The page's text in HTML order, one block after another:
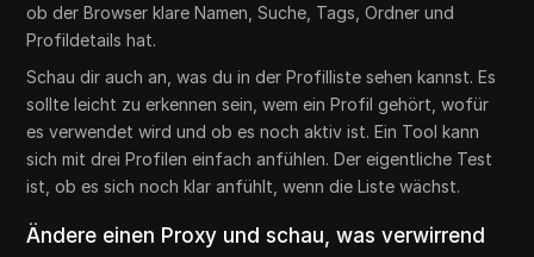
ob der Browser klare Namen, Suche, Tags, Ordner und
Profildetails hat.
Schau dir auch an, was du in der Profilliste sehen kannst. Es
sollte leicht zu erkennen sein, wem ein Profil gehört, wofür
es verwendet wird und ob es noch aktiv ist. Ein Tool kann
sich mit drei Profilen einfach anfühlen. Der eigentliche Test
ist, ob es sich noch klar anfühlt, wenn die Liste wächst.
Ändere einen Proxy und schau, was verwirrend